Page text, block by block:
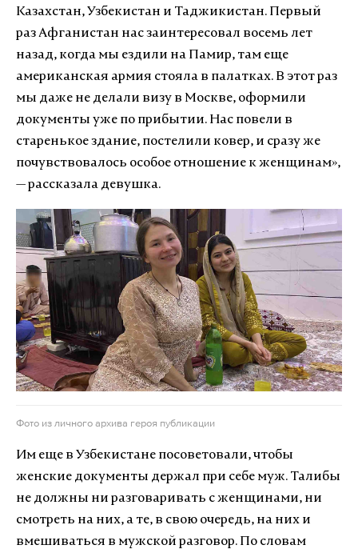
Казахстан, Узбекистан и Таджикистан. Первый
раз Афганистан нас заинтересовал восемь лет
назад, когда мы ездили на Памир, там еще
американская армия стояла в палатках. В этот раз
мы даже не делали визу в Москве, оформили
документы уже по прибытии. Нас повели в
старенькое здание, постелили ковер, и сразу же
почувствовалось особое отношение к женщинам»,
— рассказала девушка.
Фото из личного архива героя публикации
Им еще в Узбекистане посоветовали, чтобы
женские документы держал при себе муж. Талибы
не должны ни разговаривать с женщинами, ни
смотреть на них, а те, в свою очередь, на них и
вмешиваться в мужской разговор. По словам